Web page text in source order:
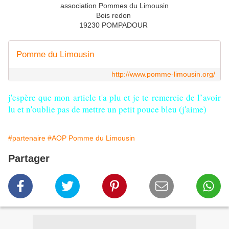
association Pommes du Limousin
Bois redon
19230 POMPADOUR
Pomme du Limousin
http://www.pomme-limousin.org/
j'espère que mon article t'a plu et je te remercie de l’avoir
lu et n'oublie pas de mettre un petit pouce bleu (j'aime)
#partenaire #AOP Pomme du Limousin
Partager